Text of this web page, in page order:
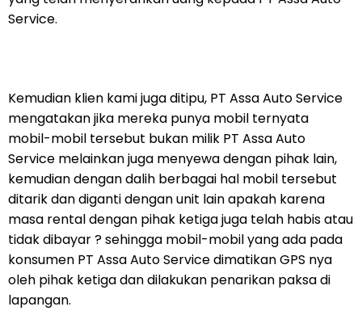
Service.
Kemudian klien kami juga ditipu, PT Assa Auto Service
mengatakan jika mereka punya mobil ternyata
mobil-mobil tersebut bukan milik PT Assa Auto
Service melainkan juga menyewa dengan pihak lain,
kemudian dengan dalih berbagai hal mobil tersebut
ditarik dan diganti dengan unit lain apakah karena
masa rental dengan pihak ketiga juga telah habis atau
tidak dibayar ? sehingga mobil-mobil yang ada pada
konsumen PT Assa Auto Service dimatikan GPS nya
oleh pihak ketiga dan dilakukan penarikan paksa di
lapangan.